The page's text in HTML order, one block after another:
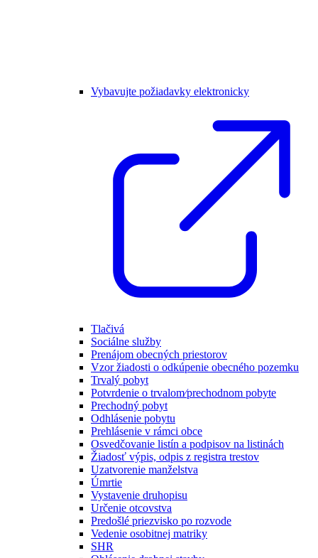
Vybavujte požiadavky elektronicky
Tlačivá
Sociálne služby
Prenájom obecných priestorov
Vzor žiadosti o odkúpenie obecného pozemku
Trvalý pobyt
Potvrdenie o trvalom⁄prechodnom pobyte
Prechodný pobyt
Odhlásenie pobytu
Prehlásenie v rámci obce
Osvedčovanie listín a podpisov na listinách
Žiadosť výpis, odpis z registra trestov
Uzatvorenie manželstva
Úmrtie
Vystavenie druhopisu
Určenie otcovstva
Predošlé priezvisko po rozvode
Vedenie osobitnej matriky
SHR